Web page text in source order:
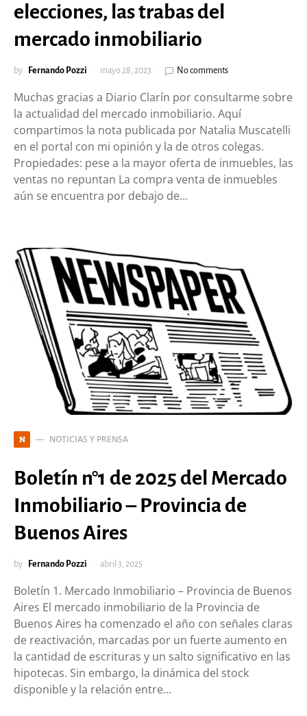
elecciones, las trabas del
mercado inmobiliario
by Fernando Pozzi mayo 28, 2023 No comments
Muchas gracias a Diario Clarín por consultarme sobre
la actualidad del mercado inmobiliario. Aquí
compartimos la nota publicada por Natalia Muscatelli
en el portal con mi opinión y la de otros colegas.
Propiedades: pese a la mayor oferta de inmuebles, las
ventas no repuntan La compra venta de inmuebles
aún se encuentra por debajo de…
N NOTICIAS Y PRENSA
Boletín n°1 de 2025 del Mercado
Inmobiliario – Provincia de
Buenos Aires
by Fernando Pozzi abril 3, 2025
Boletín 1. Mercado Inmobiliario – Provincia de Buenos
Aires El mercado inmobiliario de la Provincia de
Buenos Aires ha comenzado el año con señales claras
de reactivación, marcadas por un fuerte aumento en
la cantidad de escrituras y un salto significativo en las
hipotecas. Sin embargo, la dinámica del stock
disponible y la relación entre…